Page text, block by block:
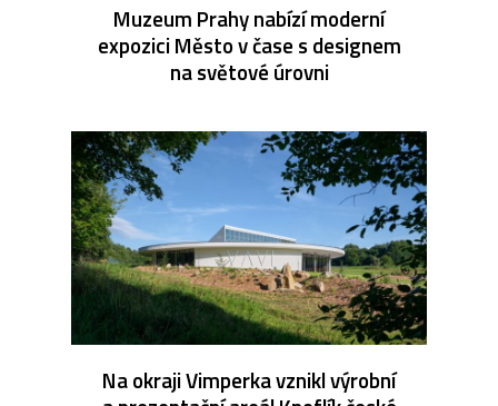
Muzeum Prahy nabízí moderní
expozici Město v čase s designem
na světové úrovni
Na okraji Vimperka vznikl výrobní